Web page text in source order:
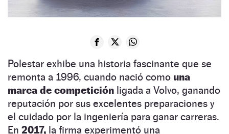
Polestar exhibe una historia fascinante que se
remonta a 1996, cuando nació como una
marca de competición ligada a Volvo, ganando
reputación por sus excelentes preparaciones y
el cuidado por la ingeniería para ganar carreras.
En 2017, la firma experimentó una